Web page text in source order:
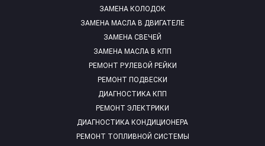
ЗАМЕНА КОЛОДОК
ЗАМЕНА МАСЛА В ДВИГАТЕЛЕ
ЗАМЕНА СВЕЧЕЙ
ЗАМЕНА МАСЛА В КПП
РЕМОНТ РУЛЕВОЙ РЕЙКИ
РЕМОНТ ПОДВЕСКИ
ДИАГНОСТИКА КПП
РЕМОНТ ЭЛЕКТРИКИ
ДИАГНОСТИКА КОНДИЦИОНЕРА
РЕМОНТ ТОПЛИВНОЙ СИСТЕМЫ